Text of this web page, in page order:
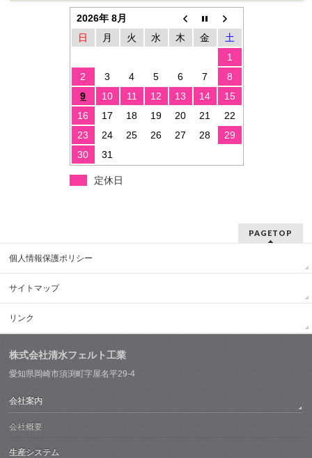
2026年 8月
日
月 火 水 木 金
土
1
2
3 4 5 6 7
8
9
10 11 12 13 14
15
16
17 18 19 20 21
22
23
24 25 26 27 28
29
30
31
定休日
PAGETOP
個人情報保護ポリシー
サイトマップ
リンク
株式会社清水フェルト工業
愛知県岡崎市須渕町字屋名平29-4
会社案内
会社概要
生産システム